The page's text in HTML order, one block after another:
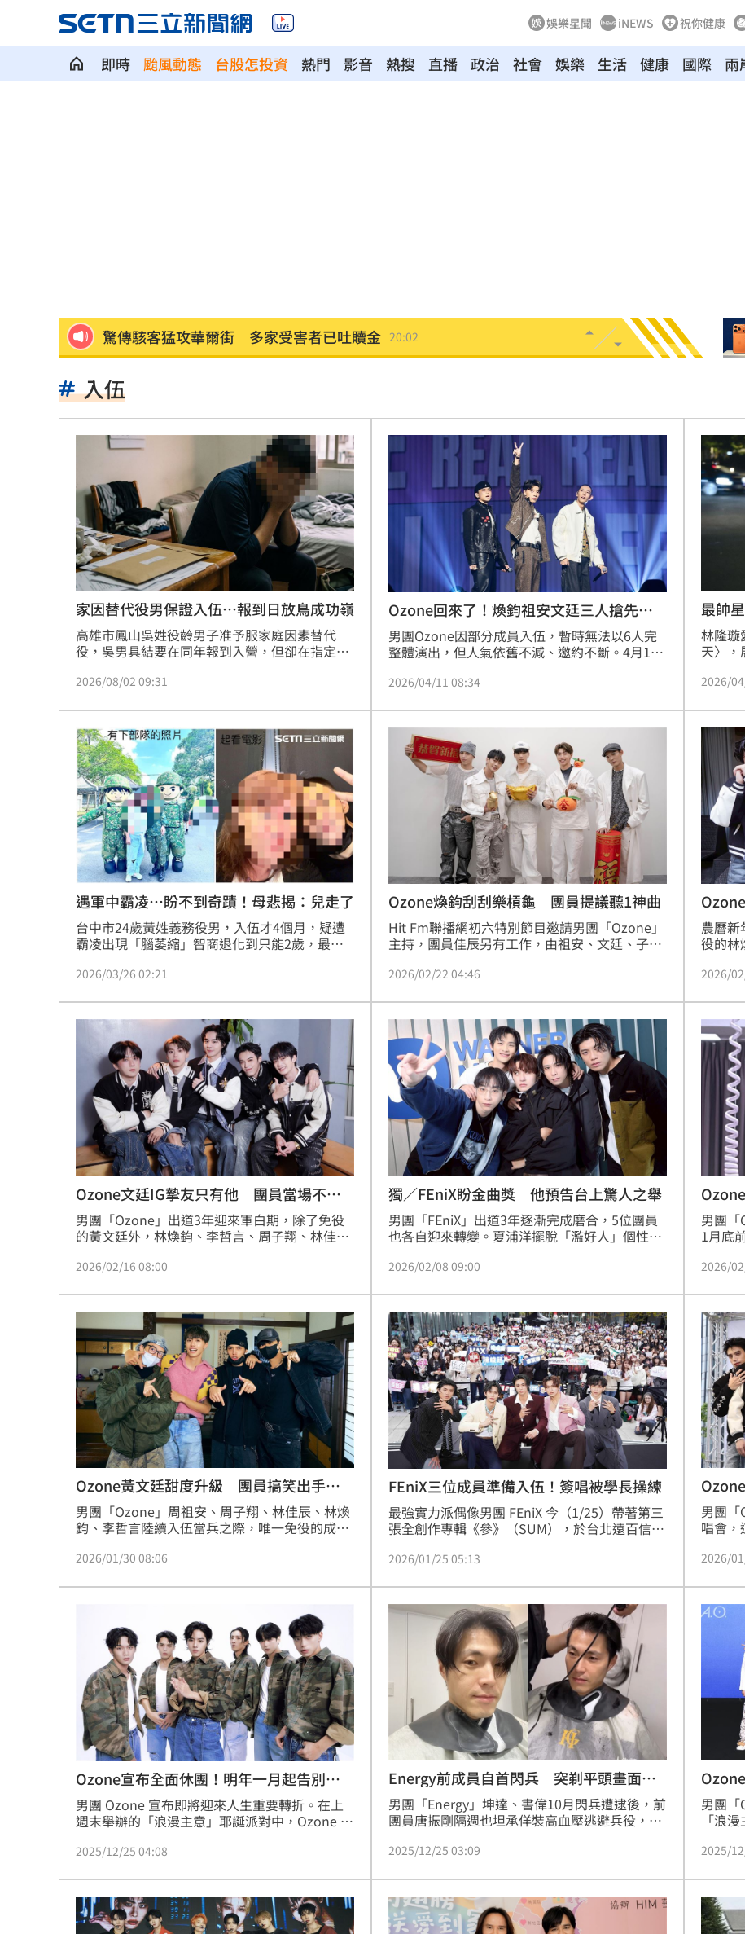
娛樂星聞 iNEWS 祝你健康
即時 颱風動態 台股怎投資 熱門 影音 熱搜 直播 政治 社會 娛樂 生活 健康 國際 兩
驚傳駭客猛攻華爾街 多家受害者已吐贖金 20:02
崔立于高雄開唱 台下讓他氣噗噗：隨便啦 19:32
兄弟打線突破後勁 黃韋盛3打點率隊2連勝 19:32
龍藏經7折仍要131.6萬 他原價現金秒結帳
99歲婆婆「月花35萬」！66歲媳無法退休 19:20
外野僅是短暫快樂 餅總曝張皓崴終極目標
想靠正二翻本？ 達人教戰槓反ETF心法 19:12
男同事追求不成跟騷偷拍 女師控校方霸凌
演習硬上路還無照！鳳山女慘收10萬單 19:03
一軍不是來跑龍套 餅總對新人不手下留情 19:03
靠2根鐵軌橫掃AI鏈 川湖財報衝上萬金股
孫易磊登板2局2K無失分！ 飆156公里火球
直擊／NEWBEAT高雄首秀 震胸舞全場嗨翻
台灣彩券開獎直播中 20:31
LIVE三立+24小時直播 15:27
三立iNEWS新聞台線上直播
台彩父親節推新刮刮樂千萬頭獎超「爸」氣
「拍片人的多重宇宙」職涯論壇9/12登場！ 10:30
8國球員齊聚高雄 Formosa 7s掀足球熱潮 10:00
理想混蛋號召粉絲跨海追星吃美食！
入伍
家因替代役男保證入伍…報到日放鳥成功嶺
高雄市鳳山吳姓役齡男子准予服家庭因素替代
役，吳男具結要在同年報到入營，但卻在指定時
審期間，他都認罪，被法院依意圖避免替代役之
個月有期徒刑，得易科罰金，可上訴。
2026/08/02 09:31
Ozone回來了！煥鈞祖安文廷三人搶先合
體
男團Ozone因部分成員入伍，暫時無法以6人完
整體演出，但人氣依舊不減、邀約不斷。4月11
分隊，首度登上「Atree春樂祭：狂放限定」舞
掀起粉絲熱烈關注。
2026/04/11 08:34
最帥
林隆璇
天〉，
對了」
年半的
章」。
2026/
遇軍中霸凌…盼不到奇蹟！母悲揭：兒走了
台中市24歲黃姓義務役男，入伍才4個月，疑遭
霸凌出現「腦萎縮」智商退化到只能2歲，最終
致，但缺乏證據，加上兒子已退化到無法自述，
照顧患病的兒子。然而，卻在日前傳來噩耗，母
親發文揭露，盼不到奇蹟出現兒子已先離我們而
去了，並PO出母子最後合影，貼文惹人鼻酸。
2026/03/26 02:21
Ozone煥鈞刮刮樂槓龜 團員提議聽1神曲
Hit Fm聯播網初六特別節目邀請男團「Ozone」
主持，團員佳辰另有工作，由祖安、文廷、子
天。Ozone今年迎來人生重要轉折，除了免役的
是一個滿好的時機點，成軍3年來都在努力接受
各種不同挑戰，現階段正好可以好好沉澱，期待
滿血復活再次回歸。
2026/02/22 04:46
甥
農曆新
役的林
享過年
享，當
也是他
2026/
Ozone文廷IG摯友只有他 團員當場不錄
了
男團「Ozone」出道3年迎來軍白期，除了免役
的黃文廷外，林煥鈞、李哲言、周子翔、林佳
接受《三立新聞網》專訪，分享成軍以來的心路
黃文廷，自爆僅有一位團員在自己IG的「摯友」
名單內，讓其他團員當場走心直呼：「還要訪
嗎？」
2026/02/16 08:00
獨／FEniX盼金曲獎 他預告台上驚人之舉
男團「FEniX」出道3年逐漸完成磨合，5位團員
也各自迎來轉變。夏浦洋擺脫「濫好人」個性，
鮮少發言，到如今會主動要求大家表達意見；曹
共處；MAX（徐彭臒）除了被公認脾氣變好，也
自認做事更加果斷；李承隆則是心態消化速度加
快，遇到問題或即將產生衝突時，會意識到有更
好的解決方式。
2026/02/08 09:00
絲
男團
1月底
成剃頭
和佳辰
平安，
澱與充
2026/
Ozone黃文廷甜度升級 團員搞笑出手搶
歌
男團「Ozone」周祖安、周子翔、林佳辰、林煥
鈞、李哲言陸續入伍當兵之際，唯一免役的成員
踢〉，以甜蜜戀愛為主題，打造一首結合節奏感
僅親自創作詞曲，也深度參與舞蹈設計，歌曲甜
度全面升級，卻依然保有俐落帥氣的節奏輪廓。
2026/01/30 08:06
FEniX三位成員準備入伍！簽唱被學長操練
最強實力派偶像男團 FEniX 今（1/25）帶著第三
張全創作專輯《參》（SUM），於台北遠百信義
要入伍當兵，也讓這次簽唱會成為三人入伍前極
火隊」排隊等候簽名，人潮一路延伸、場面盛
大，也讓這場簽唱會更添珍貴與感動。
2026/01/25 05:13
男團
唱會，
廷則因
「空降
棲」，
演張
2026/
Ozone宣布全面休團！明年一月起告別舞
台
男團 Ozone 宣布即將迎來人生重要轉折。在上
週末舉辦的「浪漫主意」耶誕派對中，Ozone 正
子翔、哲言、佳辰、煥鈞與祖安五位成員，將自
生活。
2025/12/25 04:08
Energy前成員自首閃兵 突剃平頭畫面流
出
男團「Energy」坤達、書偉10月閃兵遭逮後，前
團員唐振剛隔週也坦承佯裝高血壓逃避兵役，成
社群平台分享剃頭過程，平頭造型令人眼睛為之
2025/12/25 03:09
曝
男團「
「浪
想到派
先後入
Ozone
別。
2025/